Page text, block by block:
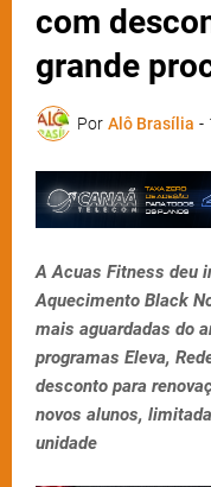
com
grande
Por Alô Brasília -
A Acuas Fitness deu
Aquecimento Black
mais aguardadas do
programas Eleva,
desconto para
novos alunos,
unidade